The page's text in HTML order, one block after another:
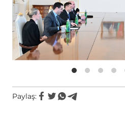
Paylaş: